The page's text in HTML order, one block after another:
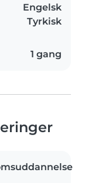
Engelsk
Tyrkisk
1 gang